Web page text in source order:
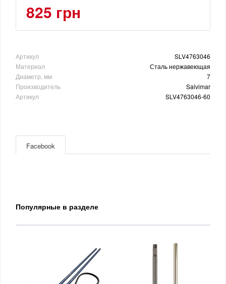
825 грн
Артикул
SLV4763046
Материал
Сталь нержавеющая
Диаметр, мм
7
Производитель
Salvimar
Артикул
SLV4763046-60
Facebook
Популярные в разделе